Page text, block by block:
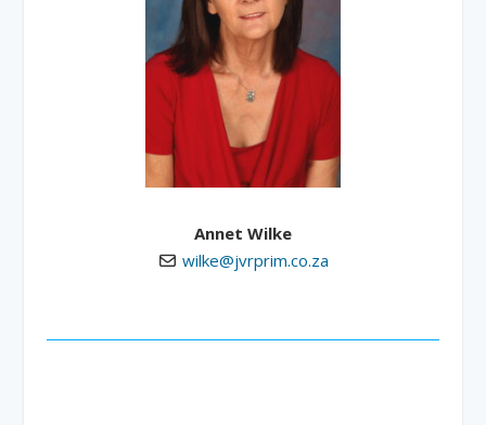
Annet Wilke
wilke@jvrprim.co.za